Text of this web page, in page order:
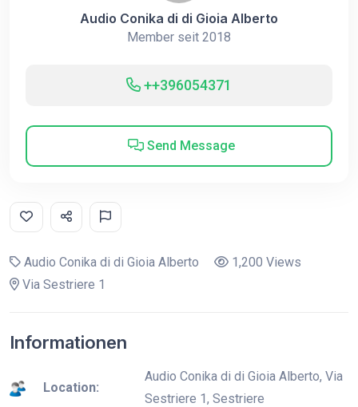
Audio Conika di di Gioia Alberto
Member seit 2018
++396054371
Send Message
Audio Conika di di Gioia Alberto
1,200 Views
Via Sestriere 1
Informationen
Location:
Audio Conika di di Gioia Alberto, Via
Sestriere 1, Sestriere